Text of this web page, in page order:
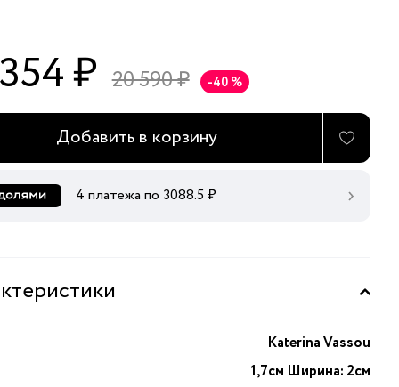
₽ 20 590 ₽ -40 %
Добавить в корзину
4 платежа по 3088.5 ₽
Katerina Vassou
1,7см Ширина: 2см